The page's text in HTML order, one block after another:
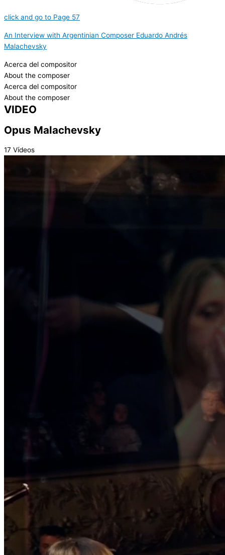
click and go to Page 57
An Interview with Argentinian Composer Eduardo Andrés
Malachevsky
Acerca del compositor
About the composer
Acerca del compositor
About the composer
VIDEO
Opus Malachevsky
17 Vídeos